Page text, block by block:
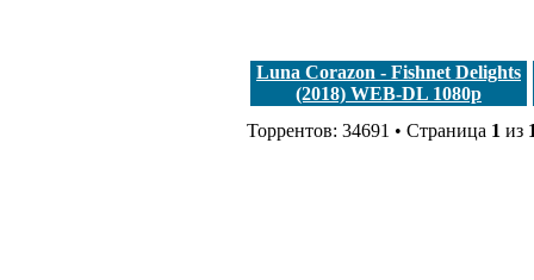
Luna Corazon - Fishnet Delights
(2018) WEB-DL 1080p
Торрентов: 34691 • Страница 1 из